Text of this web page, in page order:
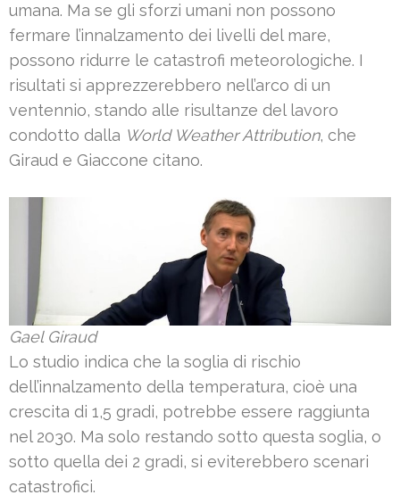
umana. Ma se gli sforzi umani non possono
fermare l’innalzamento dei livelli del mare,
possono ridurre le catastrofi meteorologiche. I
risultati si apprezzerebbero nell’arco di un
ventennio, stando alle risultanze del lavoro
condotto dalla World Weather Attribution, che
Giraud e Giaccone citano.
Gael Giraud
Lo studio indica che la soglia di rischio
dell’innalzamento della temperatura, cioè una
crescita di 1,5 gradi, potrebbe essere raggiunta
nel 2030. Ma solo restando sotto questa soglia, o
sotto quella dei 2 gradi, si eviterebbero scenari
catastrofici.